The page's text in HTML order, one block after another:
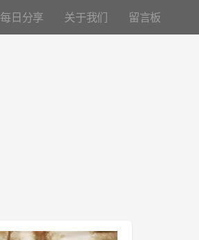
每日分享 关于我们 留言板